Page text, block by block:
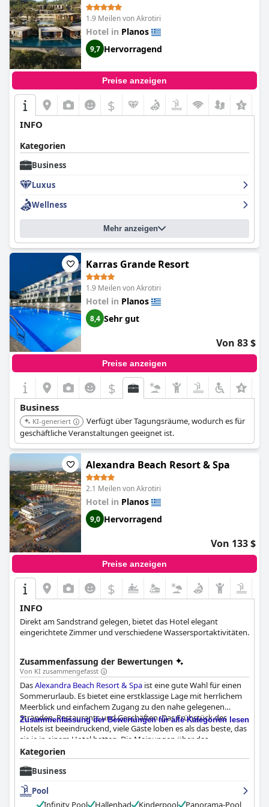
1.9 Meilen von Akrotiri
Hotel in Planos
9,7 Hervorragend
Preise anzeigen
$
INFO
Kategorien
Business
Luxus
Wellness
Mehr anzeigen
Karras Grande Resort
1.9 Meilen von Akrotiri
Hotel in Planos
8,4 Sehr gut
Von 83 $
Preise anzeigen
$
Business
KI-generiert
Verfügt über Tagungsräume, wodurch es für
geschäftliche Veranstaltungen geeignet ist.
Alexandra Beach Resort & Spa
2.1 Meilen von Akrotiri
Hotel in Planos
9,0 Hervorragend
Von 133 $
Preise anzeigen
$
INFO
Direkt am Sandstrand gelegen, bietet das Hotel elegant
eingerichtete Zimmer und verschiedene Wassersportaktivitäten.
Zusammenfassung der Bewertungen
Von KI zusammengefasst
DasAlexandra Beach Resort & Spa ist eine gute Wahl für einen
Sommerurlaub. Es bietet eine erstklassige Lage mit herrlichem
Meerblick und einfachem Zugang zu den nahe gelegenen
Stränden, Restaurants und Geschäften. Das Frühstück des
Hotels ist beeindruckend, viele Gäste loben es als das beste, das
sie je in einem Hotel hatten. Die Meinungen über das
Abendessen gehen zwar auseinander, aber die Auswahl an
Gerichten ist groß und bietet für jeden etwas. Die
hochmodernen und sauberen Zimmer bieten einen
atemberaubenden Blick auf das Meer und einige verfügen sogar
über einen eigenen Pool. Auch die Sauberkeit des Hotels wird
sehr gelobt, und die Gäste loben das Personal für sein
Zusammenfassung der Bewertungen für alle Kategorien lesen
Kategorien
Business
Pool
Infinity Pool
Hallenbad Kinderpool
Panorama-Pool